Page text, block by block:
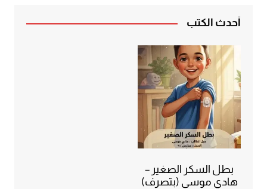
أحدث الكتب
بطل السكر الصغير –
هادي موسى (بتصرف)